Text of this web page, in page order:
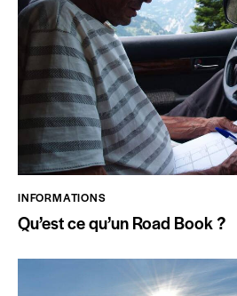
INFORMATIONS
Qu’est ce qu’un Road Book ?